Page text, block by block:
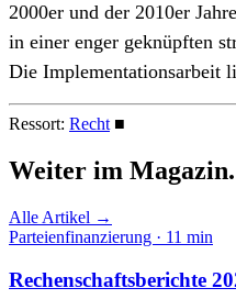
2000er und der 2010er
in einer enger geknüpften
Die Implementations­arbeit
Ressort: Recht ■
Weiter im Magazin.
Alle Artikel →
Parteienfinanzierung · 11 min
Rechenschaftsberichte